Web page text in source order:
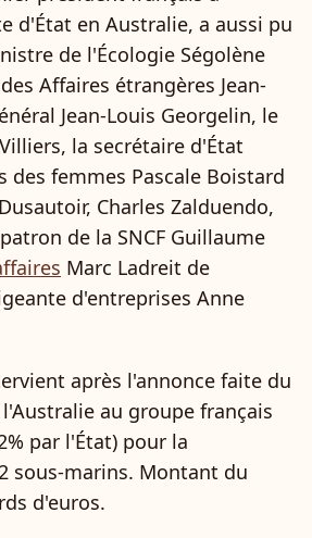
d'État en Australie, a aussi pu
de l'Écologie Ségolène
Affaires étrangères Jean-
Jean-Louis Georgelin, le
la secrétaire d'État
des femmes Pascale Boistard
Charles Zalduendo,
de la SNCF Guillaume
Marc Ladreit de
d'entreprises Anne
après l'annonce faite du
au groupe français
par l'État) pour la
sous-marins. Montant du
d'euros.